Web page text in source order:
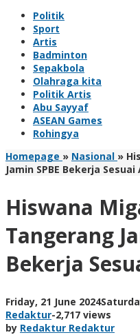
Politik
Sport
Artis
Badminton
Sepakbola
Olahraga kita
Politik Artis
Abu Sayyaf
ASEAN Games
Rohingya
Homepage » Nasional »
Jamin SPBE Bekerja
Hiswana
Tangerang
Bekerja
Friday, 21 June 2024
Redaktur-2,717 views
by Redaktur Redaktur